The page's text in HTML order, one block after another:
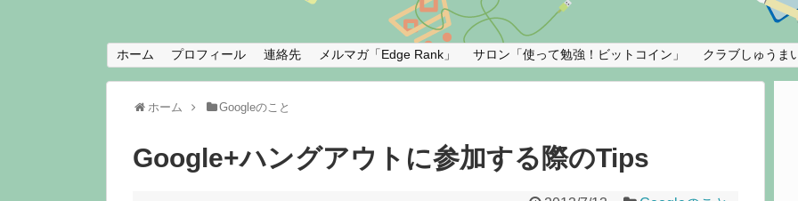
ホーム プロフィール 連絡先 メルマガ「Edge Rank」 サロン「使って勉強！ビットコイン」 クラブしゅうま
ホーム Googleのこと
Google+ハングアウトに参加する際のTips